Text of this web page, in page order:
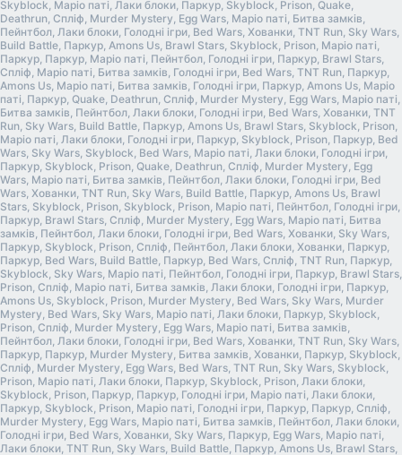
Skyblock, Маріо паті, Лаки блоки, Паркур, Skyblock, Prison, Quake,
Deathrun, Спліф, Murder Mystery, Egg Wars, Маріо паті, Битва замків,
Пейнтбол, Лаки блоки, Голодні ігри, Bed Wars, Хованки, TNT Run, Sky Wars,
Build Battle, Паркур, Amons Us, Brawl Stars, Skyblock, Prison, Маріо паті,
Паркур, Паркур, Маріо паті, Пейнтбол, Голодні ігри, Паркур, Brawl Stars,
Спліф, Маріо паті, Битва замків, Голодні ігри, Bed Wars, TNT Run, Паркур,
Amons Us, Маріо паті, Битва замків, Голодні ігри, Паркур, Amons Us, Маріо
паті, Паркур, Quake, Deathrun, Спліф, Murder Mystery, Egg Wars, Маріо паті,
Битва замків, Пейнтбол, Лаки блоки, Голодні ігри, Bed Wars, Хованки, TNT
Run, Sky Wars, Build Battle, Паркур, Amons Us, Brawl Stars, Skyblock, Prison,
Маріо паті, Лаки блоки, Голодні ігри, Паркур, Skyblock, Prison, Паркур, Bed
Wars, Sky Wars, Skyblock, Bed Wars, Маріо паті, Лаки блоки, Голодні ігри,
Паркур, Skyblock, Prison, Quake, Deathrun, Спліф, Murder Mystery, Egg
Wars, Маріо паті, Битва замків, Пейнтбол, Лаки блоки, Голодні ігри, Bed
Wars, Хованки, TNT Run, Sky Wars, Build Battle, Паркур, Amons Us, Brawl
Stars, Skyblock, Prison, Skyblock, Prison, Маріо паті, Пейнтбол, Голодні ігри,
Паркур, Brawl Stars, Спліф, Murder Mystery, Egg Wars, Маріо паті, Битва
замків, Пейнтбол, Лаки блоки, Голодні ігри, Bed Wars, Хованки, Sky Wars,
Паркур, Skyblock, Prison, Спліф, Пейнтбол, Лаки блоки, Хованки, Паркур,
Паркур, Bed Wars, Build Battle, Паркур, Bed Wars, Спліф, TNT Run, Паркур,
Skyblock, Sky Wars, Маріо паті, Пейнтбол, Голодні ігри, Паркур, Brawl Stars,
Prison, Спліф, Маріо паті, Битва замків, Лаки блоки, Голодні ігри, Паркур,
Amons Us, Skyblock, Prison, Murder Mystery, Bed Wars, Sky Wars, Murder
Mystery, Bed Wars, Sky Wars, Маріо паті, Лаки блоки, Паркур, Skyblock,
Prison, Спліф, Murder Mystery, Egg Wars, Маріо паті, Битва замків,
Пейнтбол, Лаки блоки, Голодні ігри, Bed Wars, Хованки, TNT Run, Sky Wars,
Паркур, Паркур, Murder Mystery, Битва замків, Хованки, Паркур, Skyblock,
Спліф, Murder Mystery, Egg Wars, Bed Wars, TNT Run, Sky Wars, Skyblock,
Prison, Маріо паті, Лаки блоки, Паркур, Skyblock, Prison, Лаки блоки,
Skyblock, Prison, Паркур, Паркур, Голодні ігри, Маріо паті, Лаки блоки,
Паркур, Skyblock, Prison, Маріо паті, Голодні ігри, Паркур, Паркур, Спліф,
Murder Mystery, Egg Wars, Маріо паті, Битва замків, Пейнтбол, Лаки блоки,
Голодні ігри, Bed Wars, Хованки, Sky Wars, Паркур, Egg Wars, Маріо паті,
Лаки блоки, TNT Run, Sky Wars, Build Battle, Паркур, Amons Us, Brawl Stars,